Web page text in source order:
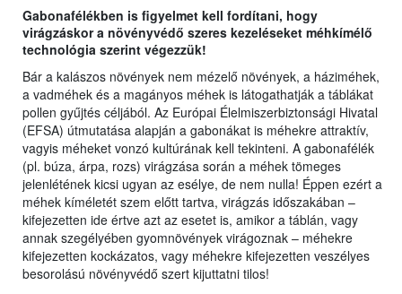
Gabonafélékben is figyelmet kell fordítani, hogy
virágzáskor a növényvédő szeres kezeléseket méhkímélő
technológia szerint végezzük!
Bár a kalászos növények nem mézelő növények, a háziméhek,
a vadméhek és a magányos méhek is látogathatják a táblákat
pollen gyűjtés céljából. Az Európai Élelmiszerbiztonsági Hivatal
(EFSA) útmutatása alapján a gabonákat is méhekre attraktív,
vagyis méheket vonzó kultúrának kell tekinteni. A gabonafélék
(pl. búza, árpa, rozs) virágzása során a méhek tömeges
jelenlétének kicsi ugyan az esélye, de nem nulla! Éppen ezért a
méhek kíméletét szem előtt tartva, virágzás időszakában –
kifejezetten ide értve azt az esetet is, amikor a táblán, vagy
annak szegélyében gyomnövények virágoznak – méhekre
kifejezetten kockázatos, vagy méhekre kifejezetten veszélyes
besorolású növényvédő szert kijuttatni tilos!